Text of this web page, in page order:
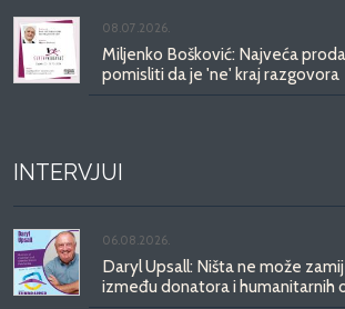
08.07.2026.
Miljenko Bošković: Najveća
pomisliti da je 'ne' kraj razgovora
INTERVJUI
06.08.2026.
Daryl Upsall: Ništa ne može
između donatora i humanitarnih